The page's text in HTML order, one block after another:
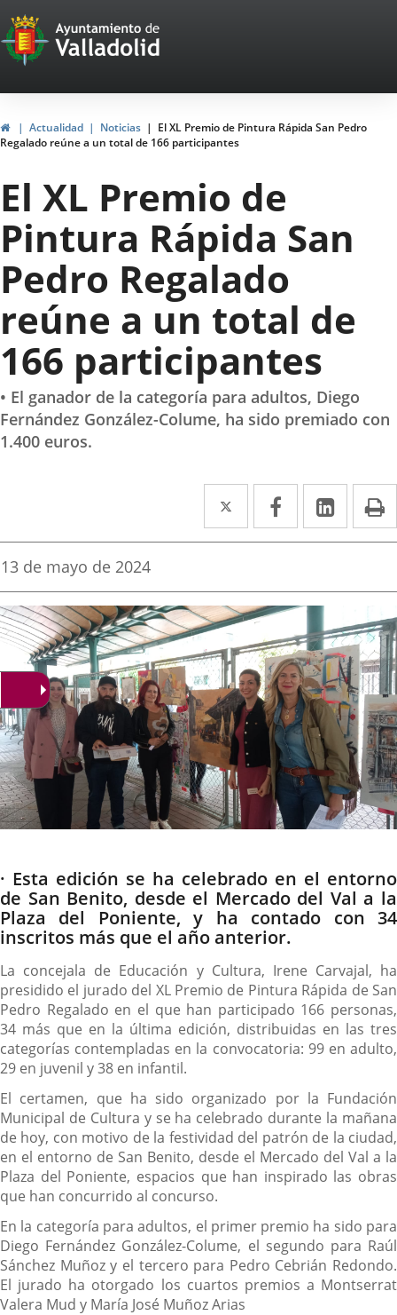
Portal
Web
del
Ayuntamiento
de
Valladolid
InicioActualidad Noticias
El XL Premio de Pintura Rápida San Pedro
Regalado reúne a un total de 166 participantes
El XL Premio de
Pintura Rápida San
Pedro Regalado
reúne a un total de
166 participantes
• El ganador de la categoría para adultos, Diego
Fernández González-Colume, ha sido premiado con
1.400 euros.
Twitter
Enlace
a
aplicación
externa.
Facebook
Enlace
a
aplicación
externa.
Enlace
a
Fecha
la
noticia
13 de mayo de 2024
Descripción
· Esta edición se ha celebrado en el entorno
de San Benito, desde el Mercado del Val a la
Plaza del Poniente, y ha contado con 34
inscritos más que el año anterior.
La concejala de Educación y Cultura, Irene Carvajal, ha
presidido el jurado del XL Premio de Pintura Rápida de San
Pedro Regalado en el que han participado 166 personas,
34 más que en la última edición, distribuidas en las tres
categorías contempladas en la convocatoria: 99 en adulto,
29 en juvenil y 38 en infantil.
El certamen, que ha sido organizado por la Fundación
Municipal de Cultura y se ha celebrado durante la mañana
de hoy, con motivo de la festividad del patrón de la ciudad,
en el entorno de San Benito, desde el Mercado del Val a la
Plaza del Poniente, espacios que han inspirado las obras
que han concurrido al concurso.
En la categoría para adultos, el primer premio ha sido para
Diego Fernández González-Colume, el segundo para Raúl
Sánchez Muñoz y el tercero para Pedro Cebrián Redondo.
El jurado ha otorgado los cuartos premios a Montserrat
Valera Mud y María José Muñoz Arias